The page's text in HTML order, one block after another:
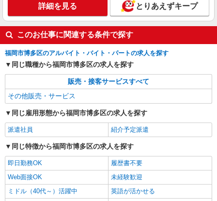
ィブ支給(規定有) ★月2回払い・週払い可能（規程
有）★ ゜・。○。・゜+゜・。○。・゜+゜
キープ 詳細を見る
派遣社員 紹介予定派遣
株式会社シエロ
≪ソフトバンク光≫のサービス案内
時給1600円〜 ※残業代支給 ★交通費別途支給
（規定あり） ゜+゜・。○。・゜+゜・。○。・゜
+゜ 入社祝い金10万円支給(規定有) お友達を紹介
頂くと, インセンティブ支給(規定有) ★月2回払
い・週払い可能（規程有）★ ゜・。○。・゜
+゜・。○。・゜+゜
福岡県福岡市博多区のsoftbankショップ
キープ 詳細を見る
詳細を見る とりあえずキープ
このお仕事に関連する条件で探す
福岡市博多区のアルバイト・バイト・パートの求人を探す
同じ職種から福岡市博多区の求人を探す
販売・接客サービスすべて
その他販売・サービス
同じ雇用形態から福岡市博多区の求人を探す
派遣社員 紹介予定派遣
同じ特徴から福岡市博多区の求人を探す
即日勤務OK
履歴書不要
Web面接OK
未経験歓迎
ミドル（40代～）活躍中
英語が活かせる